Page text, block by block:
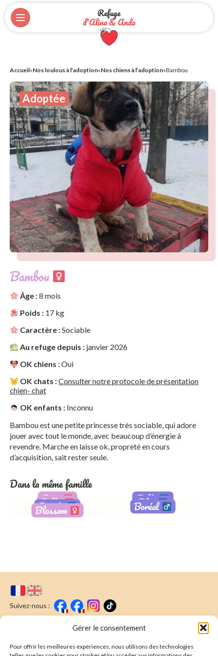
Gérer le consentement
Pour offrir les meilleures expériences, nous utilisons des technologies
Refuge
d'Alina & Anda
Accueil»Nos loulous à l’adoption»Nos chiens à l’adoption»Bambou
Adoptée
Bambou
Âge :8 mois
Poids : 17 kg
Caractère :Sociable
Au refuge depuis : janvier 2026
OK chiens :Oui
OK chats :Consulter notre protocole de présentation
chien- chat
OK enfants : Inconnu
Bambou est une petite princesse très sociable, qui adore
jouer avec tout le monde, avec beaucoup d’énergie à
revendre. Marche en laisse ok, propreté en cours
d’acquisition, sait rester seule.
Dans la même famille
Baya
Adoptée
Balto
Adopté
Belka
Adoptée
Blue
Adopté
Bounty
Adopté
Boréal
Blossom
Suivez-nous :
Nous écrire
Newsletter